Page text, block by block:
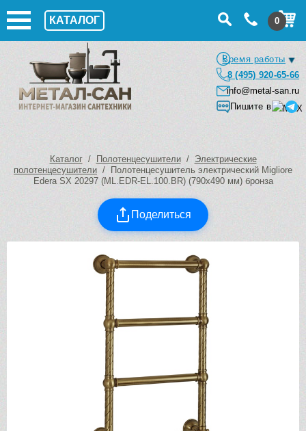
КАТАЛОГ 0
Время работы
8 (495) 920-65-66
info@metal-san.ru
Пишите в
Каталог/ Полотенцесушители/ Электрические
полотенцесушители / Полотенцесушитель электрический Migliore
Edera SX 20297 (ML.EDR-EL.100.BR) (790х490 мм) бронза
Поделиться